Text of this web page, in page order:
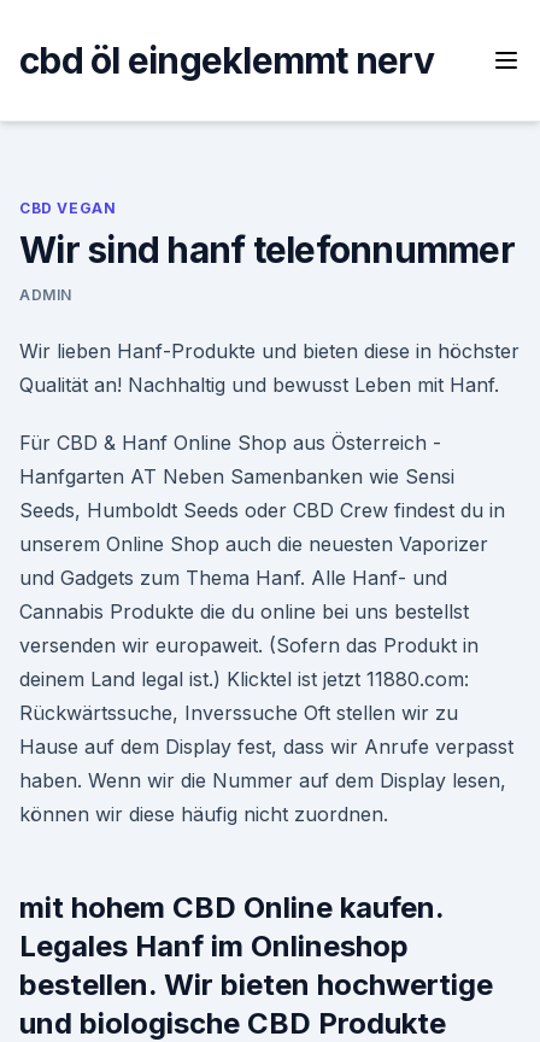
content
cbd öl eingeklemmt nerv
CBD VEGAN
Wir sind hanf telefonnummer
ADMIN
Wir lieben Hanf-Produkte und bieten diese in höchster
Qualität an! Nachhaltig und bewusst Leben mit Hanf.
Für CBD & Hanf Online Shop aus Österreich -
Hanfgarten AT Neben Samenbanken wie Sensi
Seeds, Humboldt Seeds oder CBD Crew findest du in
unserem Online Shop auch die neuesten Vaporizer
und Gadgets zum Thema Hanf. Alle Hanf- und
Cannabis Produkte die du online bei uns bestellst
versenden wir europaweit. (Sofern das Produkt in
deinem Land legal ist.) Klicktel ist jetzt 11880.com:
Rückwärtssuche, Inverssuche Oft stellen wir zu
Hause auf dem Display fest, dass wir Anrufe verpasst
haben. Wenn wir die Nummer auf dem Display lesen,
können wir diese häufig nicht zuordnen.
mit hohem CBD Online kaufen.
Legales Hanf im Onlineshop
bestellen. Wir bieten hochwertige
und biologische CBD Produkte